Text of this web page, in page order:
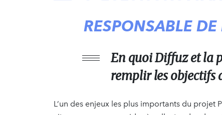
RESPONSABLE
En quoi Diffuz et la
remplir les objectifs
L’un des enjeux les plus importants du